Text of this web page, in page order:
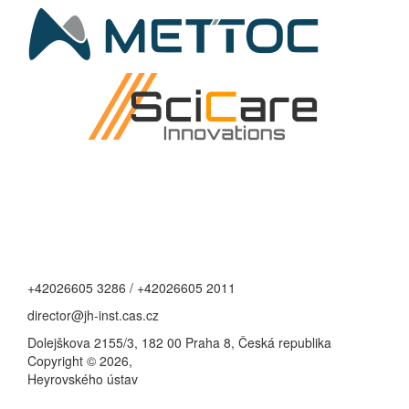
+42026605 3286 / +42026605 2011
director@jh-inst.cas.cz
Dolejškova 2155/3, 182 00 Praha 8, Česká republika
Copyright © 2026,
Heyrovského ústav